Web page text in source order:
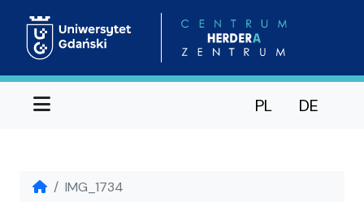
Menu PL DE
IMG_1734